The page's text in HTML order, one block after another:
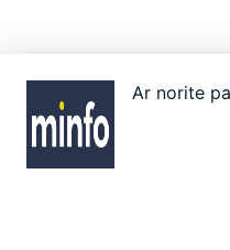
Apie
Ar norite